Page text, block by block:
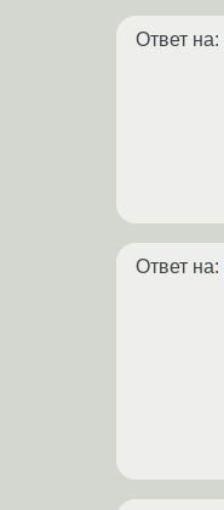
Ответ на:
Ответ на: